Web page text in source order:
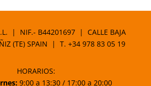
| NIF.- B44201697 | CALLE BAJA
(TE) SPAIN | T.+34 978 83 05 19
HORARIOS:
9:00 a 13:30 / 17:00 a 20:00